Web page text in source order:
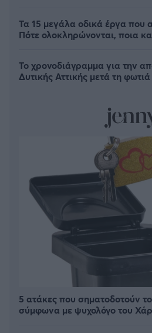
Τα 15 μεγάλα οδικά έργα που
Πότε ολοκληρώνονται, ποια
Το χρονοδιάγραμμα για την
Δυτικής Αττικής μετά τη φωτιά
5 ατάκες που σηματοδοτούν
σύμφωνα με ψυχολόγο του